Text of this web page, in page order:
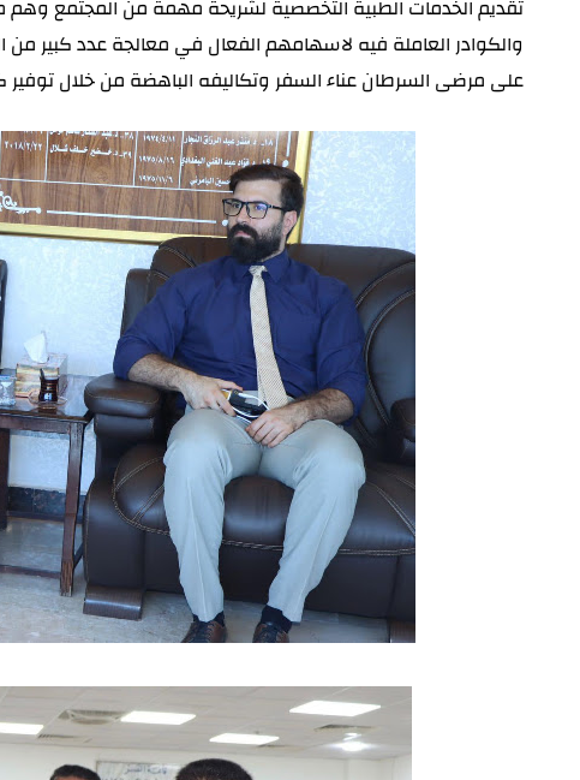
تقديم الخدمات الطبية التخصصية لشريحة مهمة من المجتمع وهم
والكوادر العاملة فيه لاسهامهم الفعال في معالجة عدد كبير من
على مرضى السرطان عناء السفر وتكاليفه الباهضة من خلال توفير